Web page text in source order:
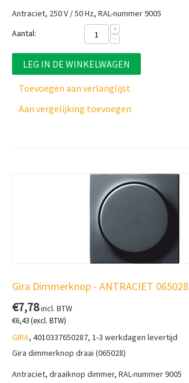
Antraciet, 250 V / 50 Hz, RAL-nummer 9005
Aantal:
+
−
LEG IN DE WINKELWAGEN
Toevoegen aan verlanglijst
Aan vergelijking toevoegen
Gira Dimmerknop - ANTRACIET 065028
€7,78incl. BTW
€6,43(excl. BTW)
GIRA, 4010337650287, 1-3 werkdagen levertijd
Gira dimmerknop draai (065028)
Antraciet, draaiknop dimmer, RAL-nummer 9005